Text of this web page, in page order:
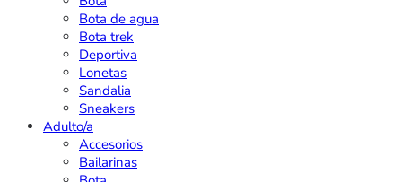
Bota de agua
Bota trek
Deportiva
Lonetas
Sandalia
Sneakers
Adulto/a
Accesorios
Bailarinas